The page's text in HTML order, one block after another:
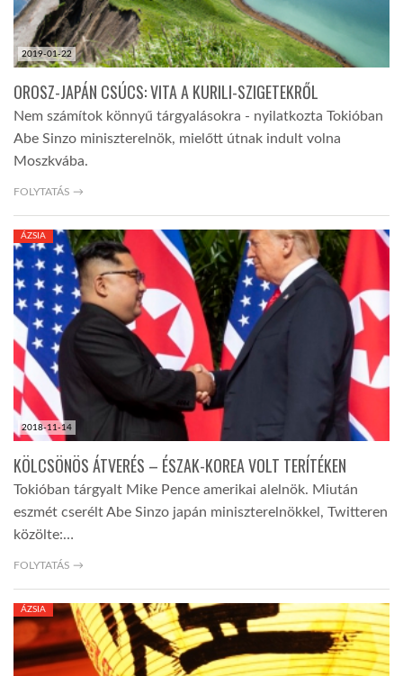
GLOBOBOOK
2019-01-22
OROSZ-JAPÁN CSÚCS: VITA A KURILI-SZIGETEKRŐL
Nem számítok könnyű tárgyalásokra - nyilatkozta Tokióban
Abe Sinzo miniszterelnök, mielőtt útnak indult volna
Moszkvába.
FOLYTATÁS →
2018-11-14
ÁZSIA
KÖLCSÖNÖS ÁTVERÉS – ÉSZAK-KOREA VOLT TERÍTÉKEN
Tokióban tárgyalt Mike Pence amerikai alelnök. Miután
eszmét cserélt Abe Sinzo japán miniszterelnökkel, Twitteren
közölte:…
FOLYTATÁS →
ÁZSIA